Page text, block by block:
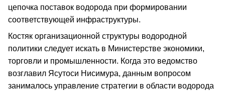
цепочка поставок водорода при формировании
соответствующей инфраструктуры.
Костяк организационной структуры водородной
политики следует искать в Министерстве экономики,
торговли и промышленности. Когда это ведомство
возглавил Ясутоси Нисимура, данным вопросом
занималось управление стратегии в области водорода